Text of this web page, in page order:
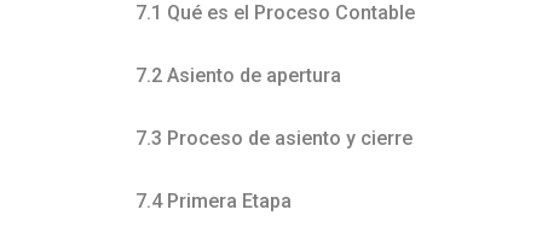
7.1 Qué es el Proceso Contable
7.2 Asiento de apertura
7.3 Proceso de asiento y cierre
7.4 Primera Etapa